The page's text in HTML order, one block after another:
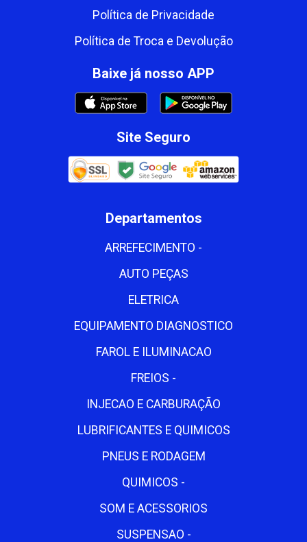
Política de Privacidade
Política de Troca e Devolução
Baixe já nosso APP
Site Seguro
Departamentos
ARREFECIMENTO -
AUTO PEÇAS
ELETRICA
EQUIPAMENTO DIAGNOSTICO
FAROL E ILUMINACAO
FREIOS -
INJECAO E CARBURAÇÃO
LUBRIFICANTES E QUIMICOS
PNEUS E RODAGEM
QUIMICOS -
SOM E ACESSORIOS
SUSPENSAO -